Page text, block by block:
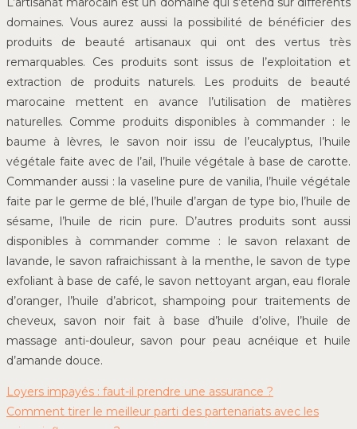
domaines. Vous aurez aussi la possibilité de bénéficier des
produits de beauté artisanaux qui ont des vertus très
remarquables. Ces produits sont issus de l’exploitation et
extraction de produits naturels. Les produits de beauté
marocaine mettent en avance l’utilisation de matières
naturelles. Comme produits disponibles à commander : le
baume à lèvres, le savon noir issu de l’eucalyptus, l’huile
végétale faite avec de l’ail, l’huile végétale à base de carotte.
Commander aussi : la vaseline pure de vanilia, l’huile végétale
faite par le germe de blé, l’huile d’argan de type bio, l’huile de
sésame, l’huile de ricin pure. D’autres produits sont aussi
disponibles à commander comme : le savon relaxant de
lavande, le savon rafraichissant à la menthe, le savon de type
exfoliant à base de café, le savon nettoyant argan, eau florale
d’oranger, l’huile d’abricot, shampoing pour traitements de
cheveux, savon noir fait à base d’huile d’olive, l’huile de
massage anti-douleur, savon pour peau acnéique et huile
d’amande douce.
Loyers impayés : faut-il prendre une assurance ?
Comment tirer le meilleur parti des partenariats avec les